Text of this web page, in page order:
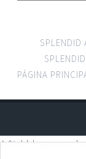
SPLENDID
PÁGINA
A%dblogueros